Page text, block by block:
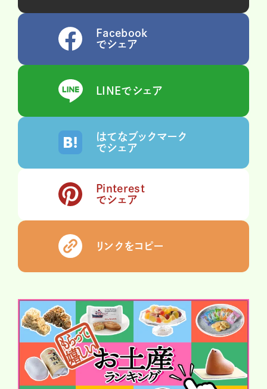
Facebook
でシェア
LINEでシェア
はてなブックマーク
でシェア
Pinterest
でシェア
リンクをコピー